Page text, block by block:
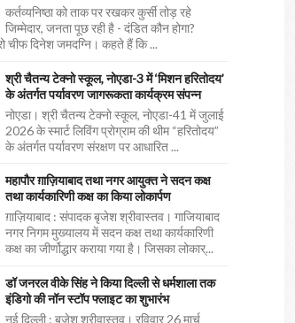
कर्तव्यनिष्ठा को ताक पर रखकर कुर्सी तोड़ रहे
जिम्मेदार, जनता पूछ रही है - दंडित कौन होगा?
चीफ दिनेश जमदग्नि। कहते हैं कि ...
श्री चैतन्य टेक्नो स्कूल, नोएडा-3 में ‘मिशन हरितोदय’
के अंतर्गत पर्यावरण जागरूकता कार्यक्रम संपन्न
नोएडा। श्री चैतन्य टेक्नो स्कूल, नोएडा-41 में जुलाई
2026 के स्मार्ट लिविंग प्रोग्राम की थीम “हरितोदय”
के अंतर्गत पर्यावरण संरक्षण पर आधारित ...
महापौर ग़ाज़ियाबाद तथा नगर आयुक्त ने सदन कक्ष
तथा कार्यकारिणी कक्ष का किया लोकार्पण
ग़ाज़ियाबाद : संपादक बृजेश श्रीवास्तव। गाजियाबाद
नगर निगम मुख्यालय में सदन कक्ष तथा कार्यकारिणी
कक्ष का जीर्णोद्धार कराया गया है। जिसका लोकार्...
डॉ जनरल वीके सिंह ने किया दिल्ली से धर्मशाला तक
इंडिगो की नॉन स्टॉप फ्लाइट का शुभारंभ
नई दिल्ली : बृजेश श्रीवास्तव। रविवार 26 मार्च